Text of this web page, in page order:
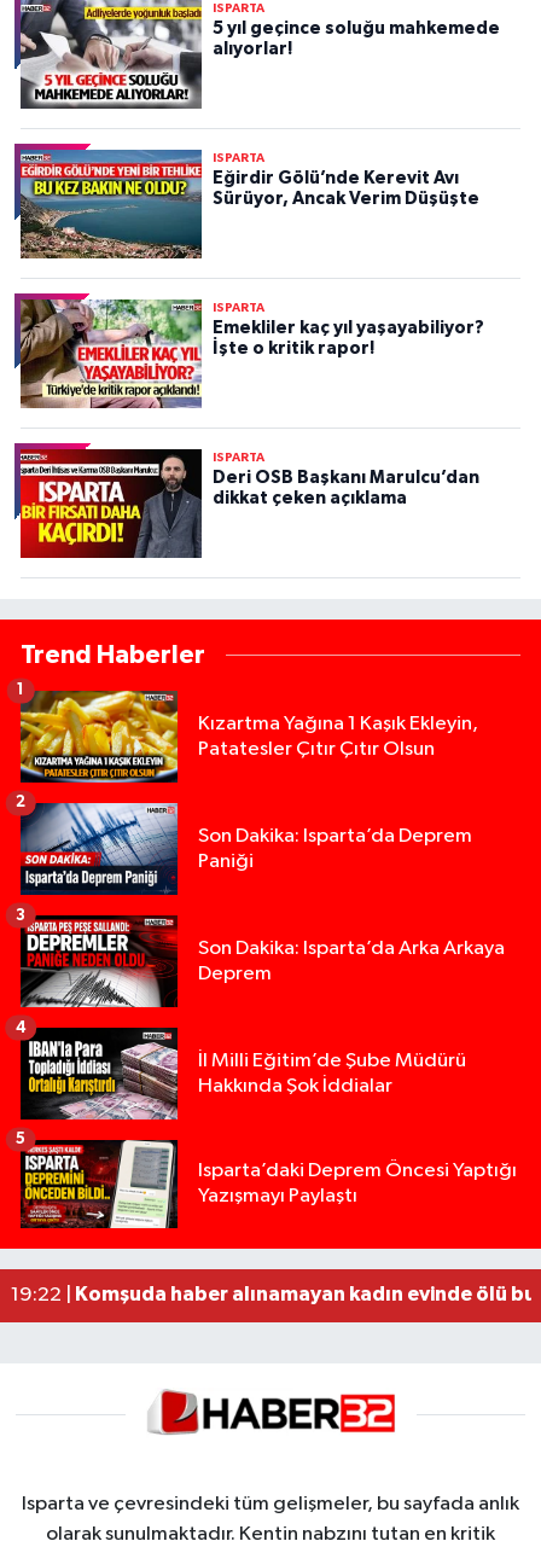
ISPARTA
5 yıl geçince soluğu mahkemede
alıyorlar!
ISPARTA
Eğirdir Gölü’nde Kerevit Avı
Sürüyor, Ancak Verim Düşüşte
ISPARTA
Emekliler kaç yıl yaşayabiliyor?
İşte o kritik rapor!
ISPARTA
Deri OSB Başkanı Marulcu’dan
dikkat çeken açıklama
Trend Haberler
Kızartma Yağına 1 Kaşık Ekleyin,
Patatesler Çıtır Çıtır Olsun
1
Son Dakika: Isparta’da Deprem
Paniği
2
Son Dakika: Isparta’da Arka Arkaya
Deprem
3
İl Milli Eğitim’de Şube Müdürü
Hakkında Şok İddialar
4
Isparta’daki Deprem Öncesi Yaptığı
Yazışmayı Paylaştı
5
13:00 |Yığılca'da kardeşler arasındaki silahlı kavgada
12:48 |Tur teknesi çalışanlarının birbirine girdiği kavga
02:26 |MOTOSİKLETLE ÇARPIŞAN OTOMOBİL GÜL
19:22 |
Komşuda haber alınamayan kadın evinde ölü
Isparta ve çevresindeki tüm gelişmeler, bu sayfada anlık
olarak sunulmaktadır. Kentin nabzını tutan en kritik